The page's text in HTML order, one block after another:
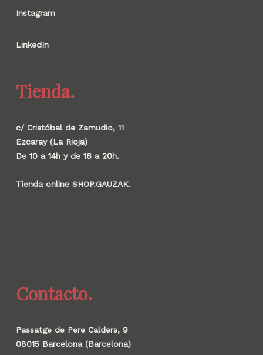
Instagram
LinkedIn
Tienda.
c/ Cristóbal de Zamudio, 11
Ezcaray (La Rioja)
De 10 a 14h y de 16 a 20h.
Tienda online SHOP.GAUZAK.
Contacto.
Passatge de Pere Calders, 9
08015 Barcelona (Barcelona)